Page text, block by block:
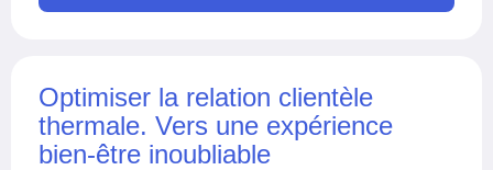
Optimiser la relation clientèle
thermale. Vers une expérience
bien-être inoubliable